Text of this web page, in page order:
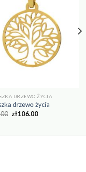
DRZEWO ŻYCIA
drzewo życia
zł106.00